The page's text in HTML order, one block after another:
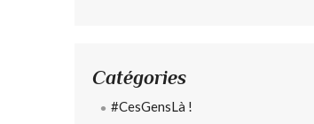
Catégories
#CesGensLà !